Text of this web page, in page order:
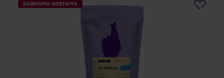
DARMOWA DOSTAWA